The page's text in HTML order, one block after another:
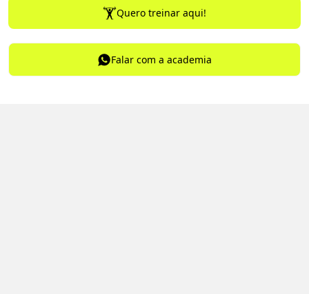
Quero treinar aqui!
Falar com a academia